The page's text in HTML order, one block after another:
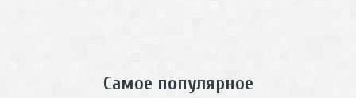
Самое популярное